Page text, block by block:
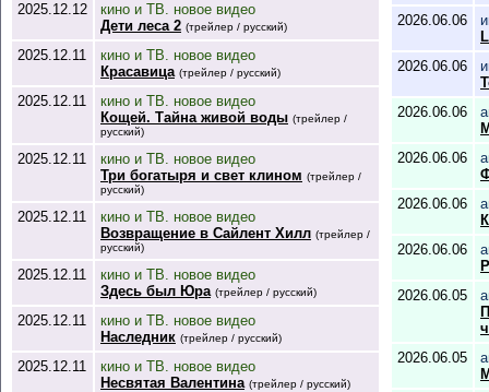
2025.12.12
кино и ТВ. новое видео
Дети леса 2 (трейлер / русский)
2025.12.11
кино и ТВ. новое видео
Красавица (трейлер / русский)
2025.12.11
кино и ТВ. новое видео
Кощей. Тайна живой воды (трейлер /
русский)
2025.12.11
кино и ТВ. новое видео
Три богатыря и свет клином (трейлер /
русский)
2025.12.11
кино и ТВ. новое видео
Возвращение в Сайлент Хилл (трейлер /
русский)
2025.12.11
кино и ТВ. новое видео
Здесь был Юра (трейлер / русский)
2025.12.11
кино и ТВ. новое видео
Наследник (трейлер / русский)
2025.12.11
кино и ТВ. новое видео
Несвятая Валентина (трейлер / русский)
2026.06.06
2026.06.06
2026.06.06
2026.06.06
2026.06.06
2026.06.06
2026.06.05
2026.06.05